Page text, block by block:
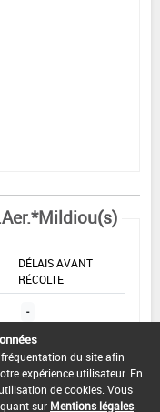
DÉLAIS AVANT
RÉCOLTE
-
:
du site afin
expérience utilisateur. En
de cookies. Vous
sur Mentions légales